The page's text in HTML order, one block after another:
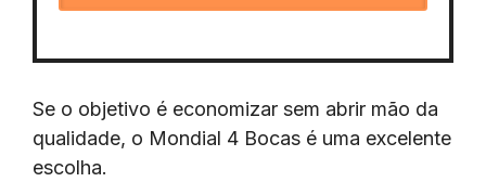
Se o objetivo é economizar sem abrir mão da
qualidade, o Mondial 4 Bocas é uma excelente
escolha.